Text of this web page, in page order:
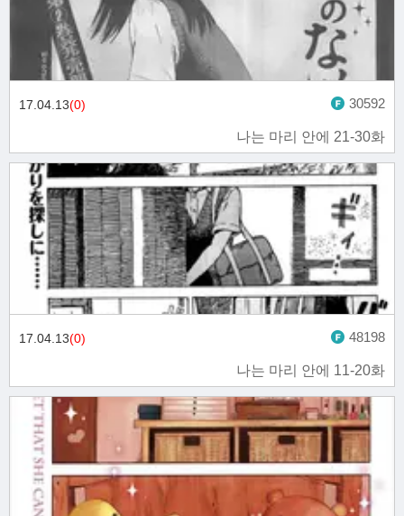
나는 마리 안에 21-30화
17.04.13(0) 30592
나는 마리 안에 11-20화
17.04.13(0) 48198